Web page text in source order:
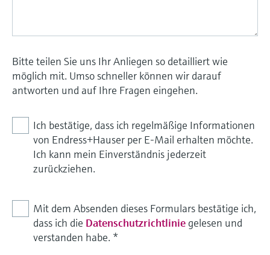
Bitte teilen Sie uns Ihr Anliegen so detailliert wie
möglich mit. Umso schneller können wir darauf
antworten und auf Ihre Fragen eingehen.
Ich bestätige, dass ich regelmäßige Informationen
von Endress+Hauser per E-Mail erhalten möchte.
Ich kann mein Einverständnis jederzeit
zurückziehen.
Mit dem Absenden dieses Formulars bestätige ich,
dass ich die Datenschutzrichtlinie gelesen und
verstanden habe. *